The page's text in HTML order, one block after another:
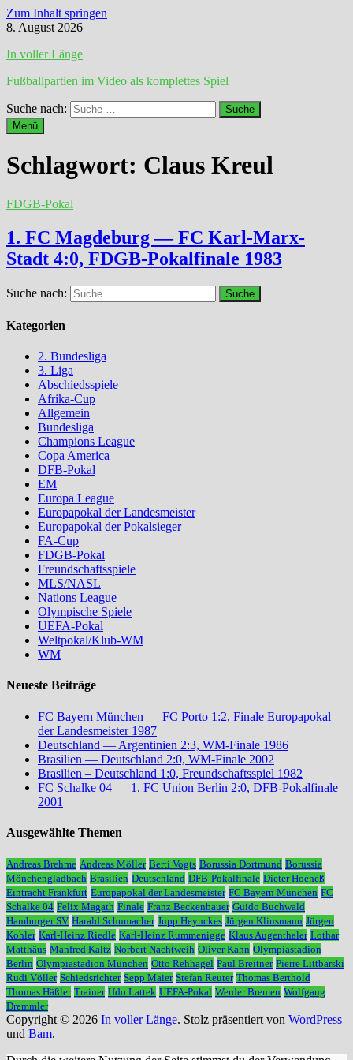
Zum Inhalt springen
8. August 2026
In voller Länge
Fußballpartien im Video als komplettes Spiel
Suche nach:
Menü
Schlagwort: Claus Kreul
FDGB-Pokal
1. FC Magdeburg — FC Karl-Marx-
Stadt 4:0, FDGB-Pokalfinale 1983
Suche nach:
Kategorien
2. Bundesliga
3. Liga
Abschiedsspiele
Afrika-Cup
Allgemein
Bundesliga
Champions League
Copa America
DFB-Pokal
EM
Europa League
Europapokal der Landesmeister
Europapokal der Pokalsieger
FA-Cup
FDGB-Pokal
Freundschaftsspiele
MLS/NASL
Nations League
Olympische Spiele
UEFA-Pokal
Weltpokal/Klub-WM
WM
Neueste Beiträge
FC Bayern München — FC Porto 1:2, Finale Europapokal
der Landesmeister 1987
Deutschland — Argentinien 2:3, WM-Finale 1986
Brasilien — Deutschland 2:0, WM-Finale 2002
Brasilien – Deutschland 1:0, Freundschaftsspiel 1982
FC Schalke 04 — 1. FC Union Berlin 2:0, DFB-Pokalfinale
2001
Ausgewählte Themen
Andreas Brehme Andreas Möller Berti Vogts Borussia Dortmund Borussia
Mönchengladbach Brasilien Deutschland DFB-Pokalfinale Dieter Hoeneß
Eintracht Frankfurt Europapokal der Landesmeister FC Bayern München FC
Schalke 04 Felix Magath Finale Franz Beckenbauer Guido Buchwald
Hamburger SV Harald Schumacher Jupp Heynckes Jürgen Klinsmann Jürgen
Kohler Karl-Heinz Riedle Karl-Heinz Rummenigge Klaus Augenthaler Lothar
Matthäus Manfred Kaltz Norbert Nachtweih Oliver Kahn Olympiastadion
Berlin Olympiastadion München Otto Rehhagel Paul Breitner Pierre Littbarski
Rudi Völler Schiedsrichter Sepp Maier Stefan Reuter Thomas Berthold
Thomas Häßler Trainer Udo Lattek UEFA-Pokal Werder Bremen Wolfgang
Dremmler
Copyright © 2026 In voller Länge. Stolz präsentiert von WordPress
und Bam.